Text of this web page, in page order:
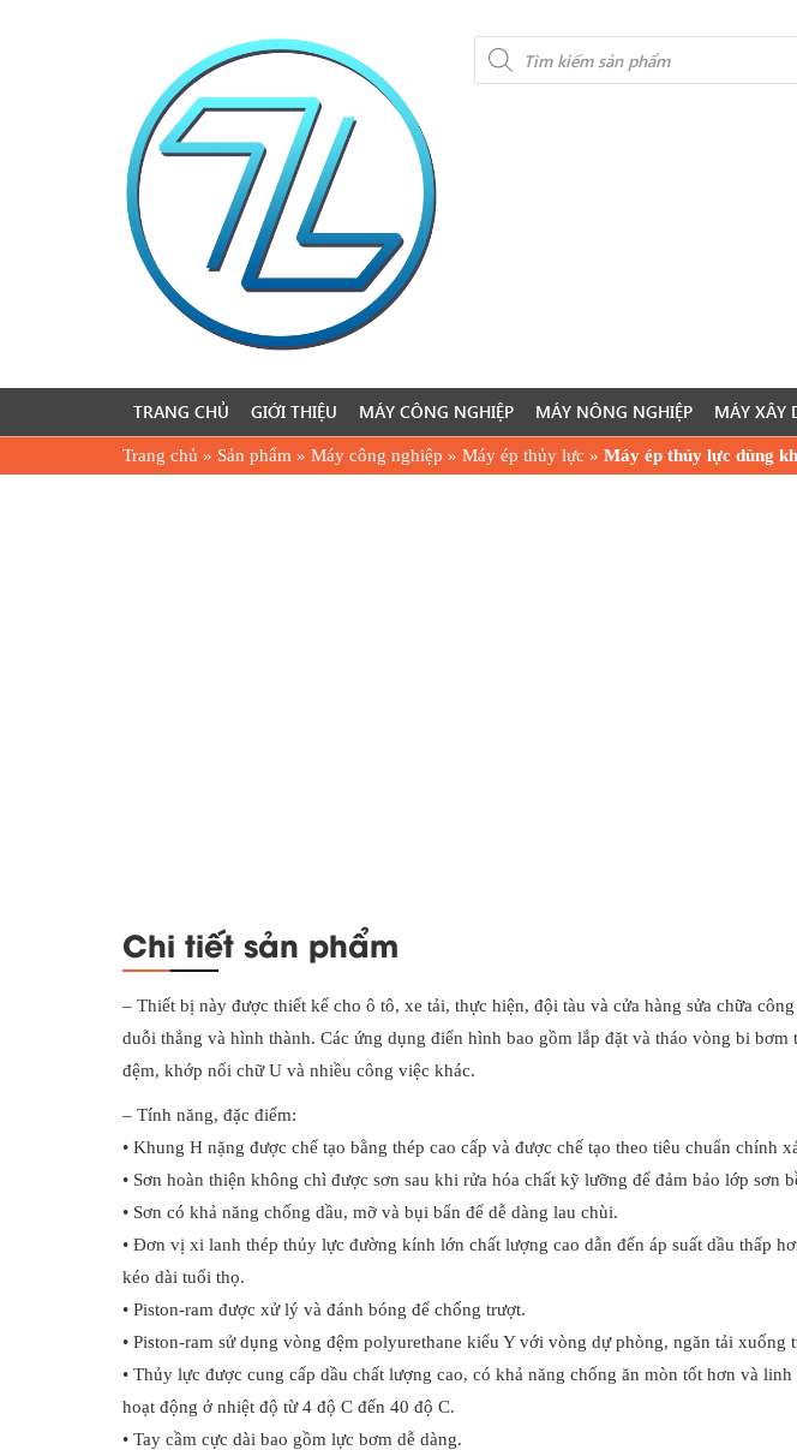
Products
search
TRANG CHỦ GIỚI THIỆU MÁY CÔNG NGHIỆP MÁY NÔNG NGHIỆP MÁY XÂY
Trang chủ » Sản phẩm » Máy công nghiệp » Máy ép thủy lực » Máy ép thủy lực dùng
Chi tiết sản phẩm
– Thiết bị này được thiết kế cho ô tô, xe tải, thực hiện, đội tàu và cửa hàng sửa chữa
duỗi thẳng và hình thành. Các ứng dụng điển hình bao gồm lắp đặt và tháo vòng bi
đệm, khớp nối chữ U và nhiều công việc khác.
– Tính năng, đặc điểm:
• Khung H nặng được chế tạo bằng thép cao cấp và được chế tạo theo tiêu chuẩn chính
• Sơn hoàn thiện không chì được sơn sau khi rửa hóa chất kỹ lưỡng để đảm bảo lớp sơn
• Sơn có khả năng chống dầu, mỡ và bụi bẩn để dễ dàng lau chùi.
• Đơn vị xi lanh thép thủy lực đường kính lớn chất lượng cao dẫn đến áp suất dầu thấp
kéo dài tuổi thọ.
• Piston-ram được xử lý và đánh bóng để chống trượt.
• Piston-ram sử dụng vòng đệm polyurethane kiểu Y với vòng dự phòng, ngăn tải xuống
• Thủy lực được cung cấp dầu chất lượng cao, có khả năng chống ăn mòn tốt hơn và
hoạt động ở nhiệt độ từ 4 độ C đến 40 độ C.
• Tay cầm cực dài bao gồm lực bơm dễ dàng.